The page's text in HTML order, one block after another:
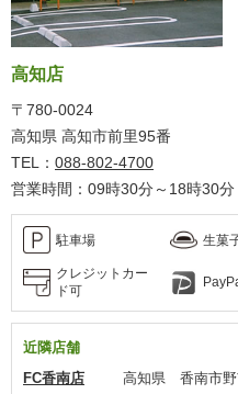
高知店
〒780-0024
高知県 高知市前里95番
TEL： 088-802-4700
営業時間：09時30分～18時30分
駐車場 生菓
クレジットカー
ド可
近隣店舗
FC香南店
高知県 香南市